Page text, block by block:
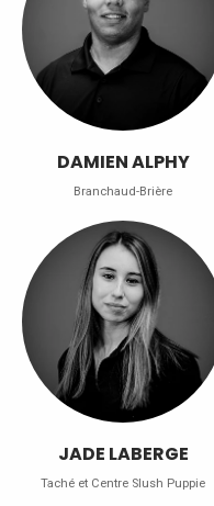
DAMIEN ALPHY
Branchaud-Brière
JADE LABERGE
Taché et Centre Slush Puppie